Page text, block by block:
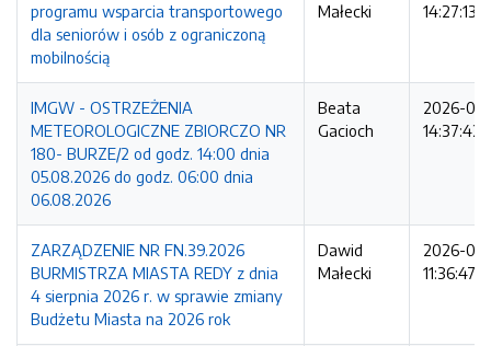
programu wsparcia transportowego
dla seniorów i osób z ograniczoną
mobilnością
Małecki
14:27:13
IMGW - OSTRZEŻENIA
METEOROLOGICZNE ZBIORCZO NR
180- BURZE/2 od godz. 14:00 dnia
05.08.2026 do godz. 06:00 dnia
06.08.2026
Beata
Gacioch
2026-
14:37:42
ZARZĄDZENIE NR FN.39.2026
BURMISTRZA MIASTA REDY z dnia
4 sierpnia 2026 r. w sprawie zmiany
Budżetu Miasta na 2026 rok
Dawid
Małecki
2026-
11:36:47